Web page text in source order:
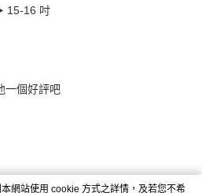
15-16 吋
一個好評吧
網站使用 cookie 方式之詳情，及若您不希